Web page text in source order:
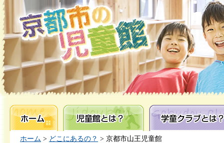
ホーム 児童館とは？ 学童クラブとは？
ホーム > どこにあるの？ > 京都市山王児童館